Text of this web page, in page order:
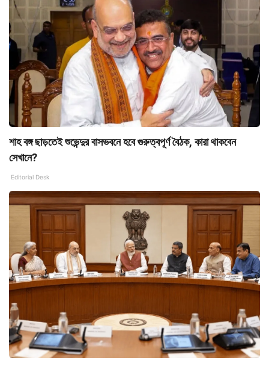
শাহ বঙ্গ ছাড়তেই শুভেন্দুর বাসভবনে হবে গুরুত্বপূর্ণ বৈঠক, কারা থাকবেন
সেখানে?
Editorial Desk